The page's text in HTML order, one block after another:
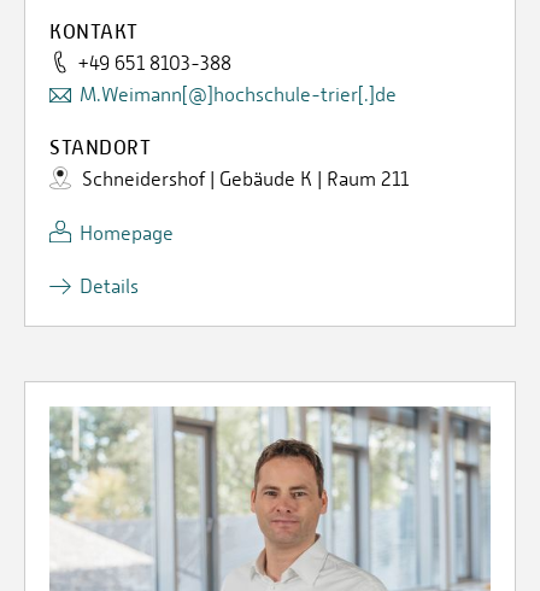
KONTAKT
+49 651 8103-388
M.Weimann[@]hochschule-trier[.]de
STANDORT
Schneidershof | Gebäude K | Raum 211
Homepage
Details